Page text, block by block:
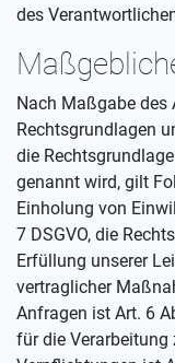
des
Nach Maßgabe des
Rechtsgrundlagen
die
genannt wird, gilt
Einholung von
7 DSGVO, die
Erfüllung unserer
vertraglicher
Anfragen ist Art. 6
für die Verarbeitung